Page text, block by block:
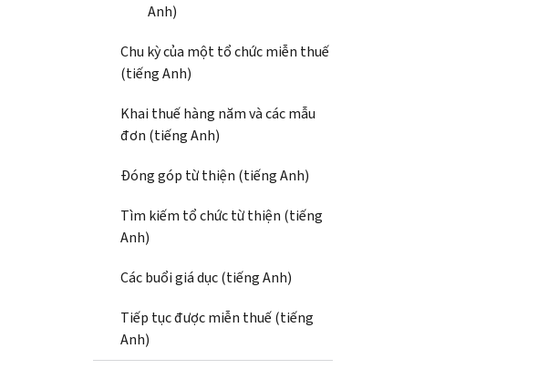
Anh)
Chu kỳ của một tổ chức miễn thuế
(tiếng Anh)
Khai thuế hàng năm và các mẫu
đơn (tiếng Anh)
Đóng góp từ thiện (tiếng Anh)
Tìm kiếm tổ chức từ thiện (tiếng
Anh)
Các buổi giá dục (tiếng Anh)
Tiếp tục được miễn thuế (tiếng
Anh)